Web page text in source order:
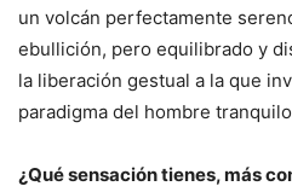
un volcán perfectamente
ebullición, pero equilibrado y
la liberación gestual a la que
paradigma del hombre
¿Qué sensación tienes, más